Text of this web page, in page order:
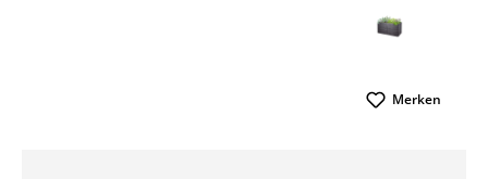
Merken